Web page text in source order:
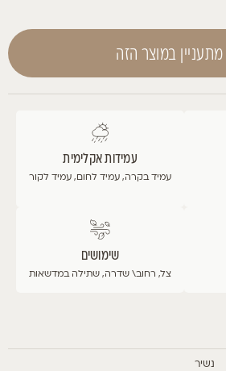
מתעניין במוצר הזה
עמידות אקלימית
עמיד בקרה, עמיד לחום, עמיד לקור
שימושים
צל, רחוב\ שדרה, שתילה במדשאות
נשיר